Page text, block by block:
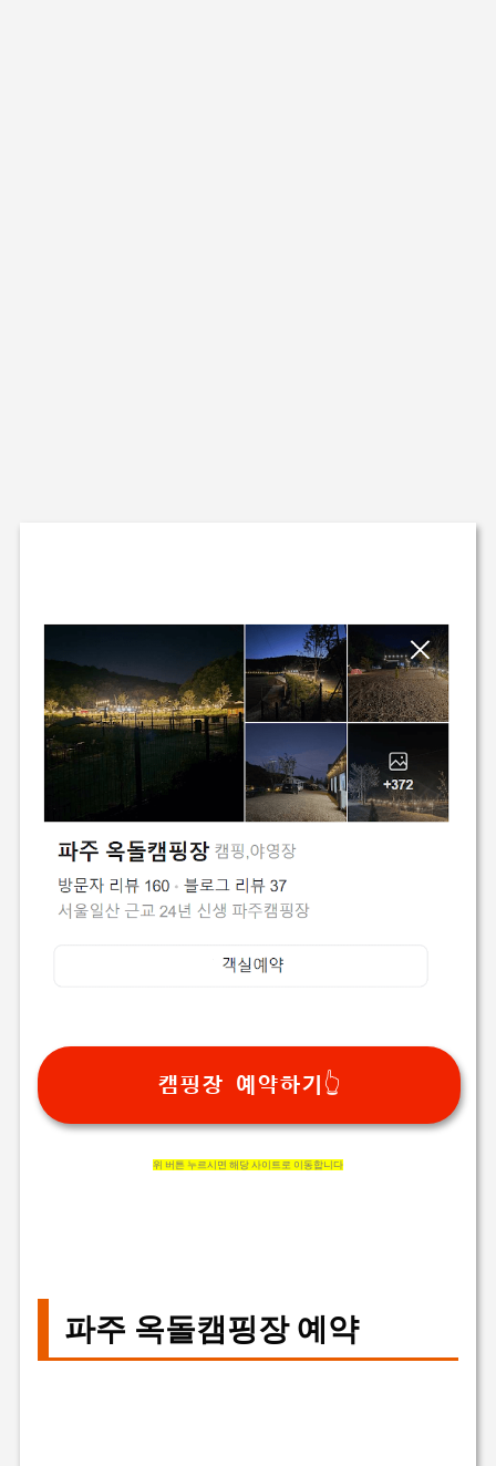
캠핑장 예약하기👆
위 버튼 누르시면 해당 사이트로 이동합니다
파주 옥돌캠핑장 예약